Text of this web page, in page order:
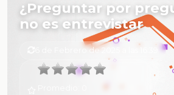
¿Preguntar por
no es entrevistar
6 de Febrero de 2025 a las 16:39